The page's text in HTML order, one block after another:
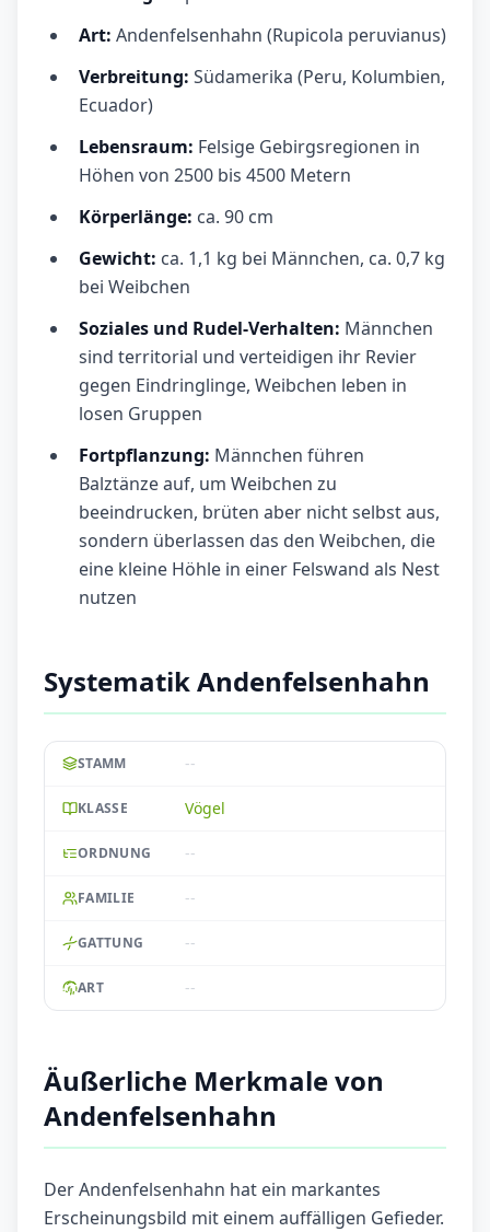
Art: Andenfelsenhahn (Rupicola peruvianus)
Verbreitung: Südamerika (Peru, Kolumbien,
Ecuador)
Lebensraum: Felsige Gebirgsregionen in
Höhen von 2500 bis 4500 Metern
Körperlänge: ca. 90 cm
Gewicht: ca. 1,1 kg bei Männchen, ca. 0,7 kg
bei Weibchen
Soziales und Rudel-Verhalten: Männchen
sind territorial und verteidigen ihr Revier
gegen Eindringlinge, Weibchen leben in
losen Gruppen
Fortpflanzung: Männchen führen
Balztänze auf, um Weibchen zu
beeindrucken, brüten aber nicht selbst aus,
sondern überlassen das den Weibchen, die
eine kleine Höhle in einer Felswand als Nest
nutzen
Systematik Andenfelsenhahn
STAMM --
KLASSE Vögel
ORDNUNG --
FAMILIE --
GATTUNG --
ART --
Äußerliche Merkmale von
Andenfelsenhahn
Der Andenfelsenhahn hat ein markantes
Erscheinungsbild mit einem auffälligen Gefieder.